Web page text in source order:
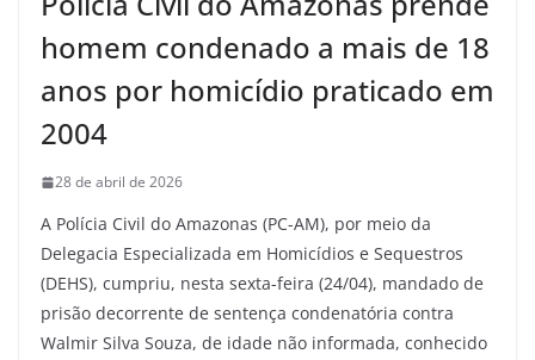
homem condenado a mais de 18
anos por homicídio praticado em
2004
28 de abril de 2026
A Polícia Civil do Amazonas (PC-AM), por meio da
Delegacia Especializada em Homicídios e Sequestros
(DEHS), cumpriu, nesta sexta-feira (24/04), mandado de
prisão decorrente de sentença condenatória contra
Walmir Silva Souza, de idade não informada, conhecido